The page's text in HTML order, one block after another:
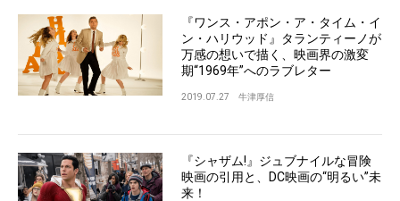
『ワンス・アポン・ア・タイム・イ
ン・ハリウッド』タランティーノが
万感の想いで描く、映画界の激変
期“1969年”へのラブレター
2019.07.27 牛津厚信
『シャザム!』ジュブナイルな冒険
映画の引用と、DC映画の“明るい”未
来！